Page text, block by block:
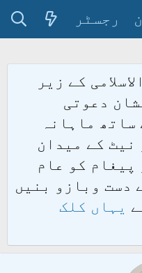
رجسٹر
کے زیر
دعوتی
ساتھ ماہانہ
نیٹ کے میدان
پیغام کو عام
دست وبازو بنیں
یہاں کلک